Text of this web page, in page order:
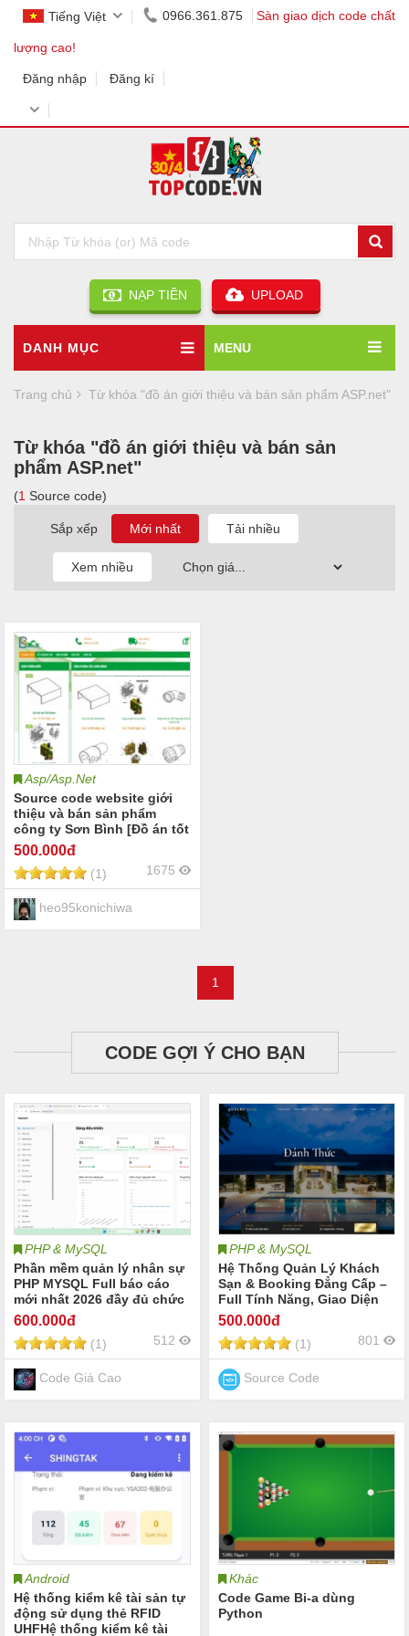
Tiếng Việt 0966.361.875 Sàn giao dịch code chất
lượng cao!
Đăng nhập Đăng kí
NẠP TIỀN UPLOAD
DANH MỤC MENU
Trang chủ Từ khóa "đồ án giới thiệu và bán sản phẩm ASP.net"
Từ khóa "đồ án giới thiệu và bán sản
phẩm ASP.net"
(1 Source code)
Sắp xếp
Asp/Asp.Net
Source code website giới
thiệu và bán sản phẩm
công ty Sơn Bình [Đồ án tốt
nghiệp]
500.000đ
(1) 1675
heo95konichiwa
1
CODE GỢI Ý CHO BẠN
PHP & MySQL
Phần mềm quản lý nhân sự
PHP MYSQL Full báo cáo
mới nhất 2026 đầy đủ chức
năng hay nhất
600.000đ
(1) 512
Code Giá Cao
PHP & MySQL
Hệ Thống Quản Lý Khách
Sạn & Booking Đẳng Cấp –
Full Tính Năng, Giao Diện
Độc Quyền
500.000đ
(1) 801
Source Code
Android
Hệ thống kiểm kê tài sản tự
động sử dụng thẻ RFID
UHFHệ thống kiểm kê tài
Khác
Code Game Bi-a dùng
Python